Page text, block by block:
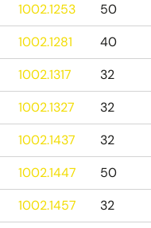
1002.1253
50
1002.1281
40
1002.1317
32
1002.1327
32
1002.1437
32
1002.1447
50
1002.1457
32